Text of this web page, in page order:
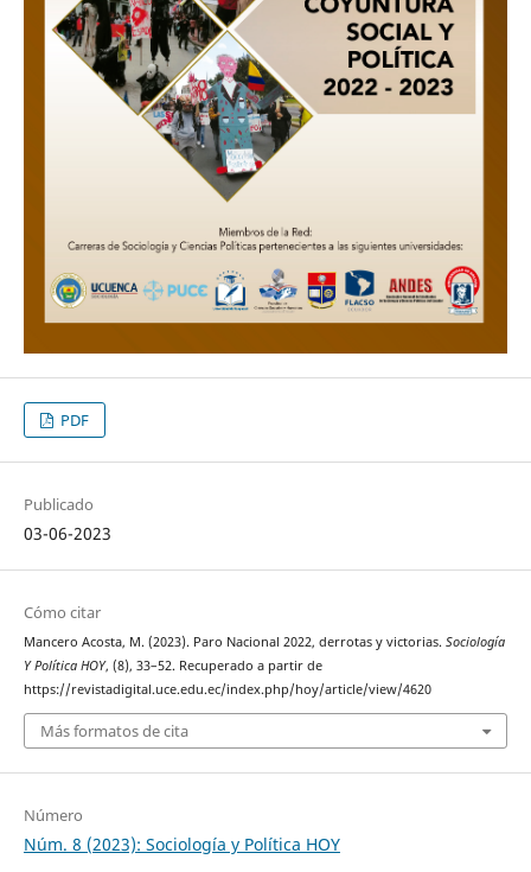
PDF
Publicado
03-06-2023
Cómo citar
Mancero Acosta, M. (2023). Paro Nacional 2022, derrotas y victorias. Sociología
Y Política HOY, (8), 33–52. Recuperado a partir de
https://revistadigital.uce.edu.ec/index.php/hoy/article/view/4620
Más formatos de cita
Número
Núm. 8 (2023): Sociología y Política HOY